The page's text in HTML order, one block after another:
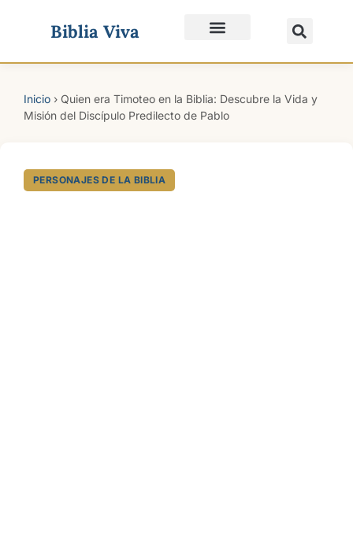
Biblia Viva
Inicio › Quien era Timoteo en la Biblia: Descubre la Vida y
Misión del Discípulo Predilecto de Pablo
PERSONAJES DE LA BIBLIA